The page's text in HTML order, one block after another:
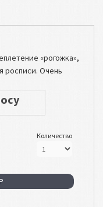
«рогожка»,
росписи. Очень
Количество